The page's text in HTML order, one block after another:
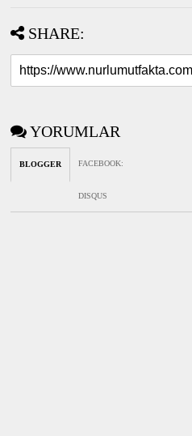
SHARE:
YORUMLAR
BLOGGER FACEBOOK:
DISQUS